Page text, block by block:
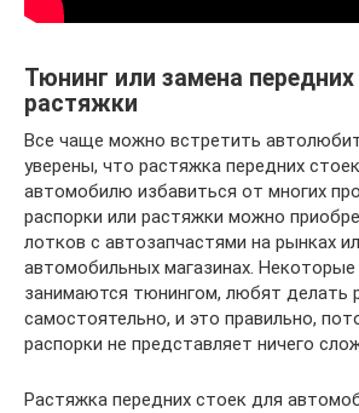
Тюнинг или замена передних
растяжки
Все чаще можно встретить
уверены, что растяжка передних
автомобилю избавиться от многих
распорки или растяжки можно
лотков с автозапчастями на рынках
автомобильных магазинах. Некоторые
занимаются тюнингом, любят делать
самостоятельно, и это правильно,
распорки не представляет ничего
Растяжка передних стоек для